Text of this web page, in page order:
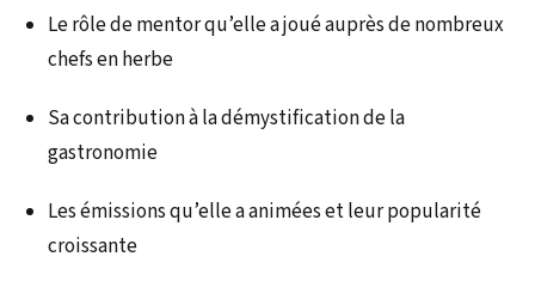
Le rôle de mentor qu’elle a joué auprès de nombreux
chefs en herbe
Sa contribution à la démystification de la
gastronomie
Les émissions qu’elle a animées et leur popularité
croissante